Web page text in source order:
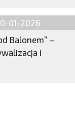
01-2026
Balonem” –
i